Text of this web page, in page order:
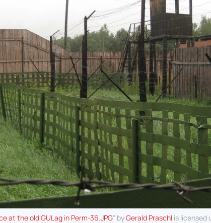
at the old GULag in Perm-36.JPG" byGerald Praschl is licensed